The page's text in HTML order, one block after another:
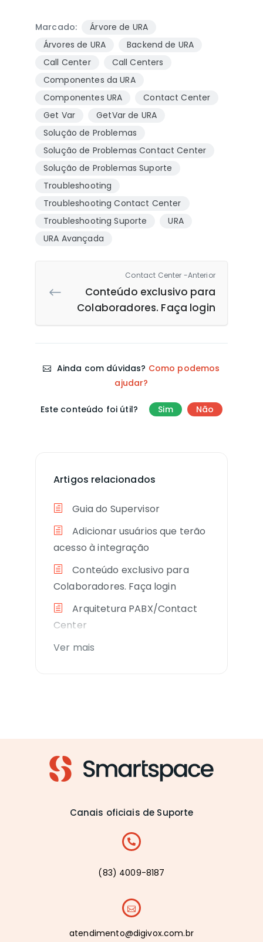
Marcado:
Árvore de URA
Árvores de URA
Backend de URA
Call Center
Call Centers
Componentes da URA
Componentes URA
Contact Center
Get Var
GetVar de URA
Solução de Problemas
Solução de Problemas Contact Center
Solução de Problemas Suporte
Troubleshooting
Troubleshooting Contact Center
Troubleshooting Suporte
URA
URA Avançada
Contact Center -Anterior
Conteúdo exclusivo para
Colaboradores. Faça login
Ainda com dúvidas? Como podemos
ajudar?
Este conteúdo foi útil? Sim Não
Artigos relacionados
Guia do Supervisor
Adicionar usuários que terão
acesso à integração
Conteúdo exclusivo para
Colaboradores. Faça login
Arquitetura PABX/Contact
Center
Ver mais
Canais oficiais de Suporte
(83) 4009-8187
atendimento@digivox.com.br